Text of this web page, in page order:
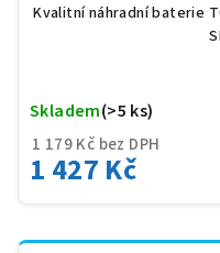
Kvalitní náhradní baterie
1 179 Kč bez DPH
1 427 Kč
Skladem(>5 ks)